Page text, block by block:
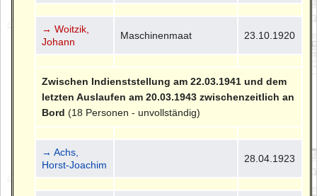
→ Woitzik,
Johann
Maschinenmaat 23.10.1920
Zwischen Indienststellung am 22.03.1941 und dem
letzten Auslaufen am 20.03.1943 zwischenzeitlich an
Bord (18 Personen - unvollständig)
→ Achs,
Horst-Joachim
28.04.1923